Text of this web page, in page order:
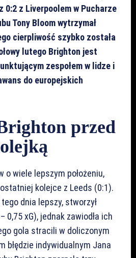
0:2 z Liverpoolem w Pucharze
Tony Bloom wytrzymał
cierpliwość szybko została
lutego Brighton jest
zespołem w lidze i
do europejskich
przed
o wiele lepszym położeniu,
kolejce z Leeds (0:1).
tego dnia lepszy, stworzył
0,75 xG), jednak zawiodła ich
gola stracili w doliczonym
błędzie indywidualnym Jana